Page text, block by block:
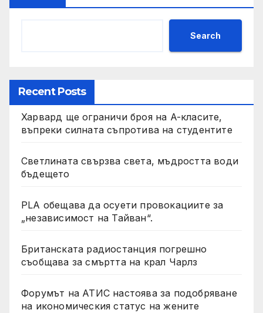
Search
Recent Posts
Харвард ще ограничи броя на A-класите,
въпреки силната съпротива на студентите
Светлината свързва света, мъдростта води
бъдещето
PLA обещава да осуети провокациите за
„независимост на Тайван“.
Британската радиостанция погрешно
съобщава за смъртта на крал Чарлз
Форумът на АТИС настоява за подобряване
на икономическия статус на жените